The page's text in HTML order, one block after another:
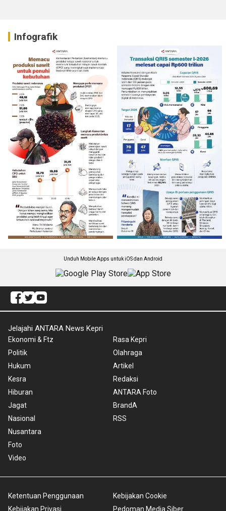
Infografik
Unduh Mobile Apps untuk iOS dan Android
Jelajahi ANTARA News Kepri
Ekonomi & Ftz
Politik
Hukum
Kesra
Hiburan
Jagat
Nasional
Nusantara
Foto
Video
Rasa Kepri
Olahraga
Artikel
Redaksi
ANTARA Foto
BrandA
RSS
Ketentuan Penggunaan
Kebijakan Privasi
Kebijakan Cookie
Pedoman Media Siber